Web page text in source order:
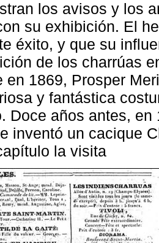
los avisos y los
su exhibición. El
éxito, y que su
de los charrúas
en 1869, Prosper
y fantástica
Doce años antes,
inventó un cacique
la visita